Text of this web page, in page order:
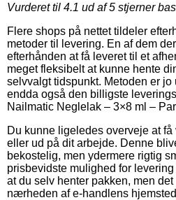
Vurderet til 4.1 ud af 5 stjerner
Flere shops på nettet tildeler
metoder til levering. En af dem
efterhånden at få leveret til et
meget fleksibelt at kunne hente
selvvalgt tidspunkt. Metoden er
endda også den billigste
Nailmatic Neglelak – 3×8 ml –
Du kunne ligeledes overveje at
eller ud på dit arbejde. Denne
bekostelig, men ydermere rigtig
prisbevidste mulighed for
at du selv henter pakken, men
nærheden af e-handlens